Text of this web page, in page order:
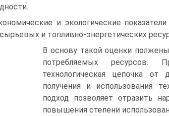
и экологические
и топливно-энергетических
В основу такой оценки
потребляемых ресурсов.
технологическая цепочка
получения и использования
подход позволяет отразить
повышения степени